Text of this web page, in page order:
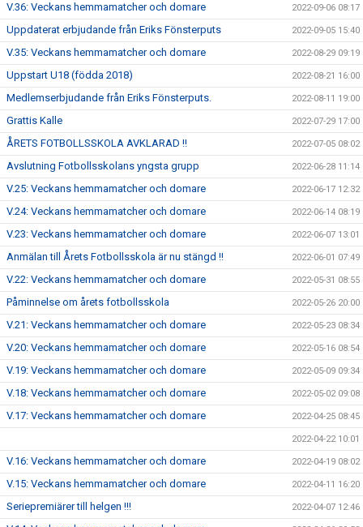
V.36: Veckans hemmamatcher och domare 2022-09-06 08:17
Uppdaterat erbjudande från Eriks Fönsterputs 2022-09-05 15:40
V.35: Veckans hemmamatcher och domare 2022-08-29 09:19
Uppstart U18 (födda 2018) 2022-08-21 16:00
Medlemserbjudande från Eriks Fönsterputs. 2022-08-11 19:00
Grattis Kalle 2022-07-29 17:00
ÅRETS FOTBOLLSSKOLA AVKLARAD !! 2022-07-05 08:02
Avslutning Fotbollsskolans yngsta grupp 2022-06-28 11:14
V.25: Veckans hemmamatcher och domare 2022-06-17 12:32
V.24: Veckans hemmamatcher och domare 2022-06-14 08:19
V.23: Veckans hemmamatcher och domare 2022-06-07 13:01
Anmälan till Årets Fotbollsskola är nu stängd !! 2022-06-01 07:49
V.22: Veckans hemmamatcher och domare 2022-05-31 08:55
Påminnelse om årets fotbollsskola 2022-05-26 20:00
V.21: Veckans hemmamatcher och domare 2022-05-23 08:34
V.20: Veckans hemmamatcher och domare 2022-05-16 08:54
V.19: Veckans hemmamatcher och domare 2022-05-09 09:34
V.18: Veckans hemmamatcher och domare 2022-05-02 09:08
V.17: Veckans hemmamatcher och domare 2022-04-25 08:45
2022-04-22 10:01
V.16: Veckans hemmamatcher och domare 2022-04-19 08:02
V.15: Veckans hemmamatcher och domare 2022-04-11 16:20
Seriepremiärer till helgen !!! 2022-04-07 12:46